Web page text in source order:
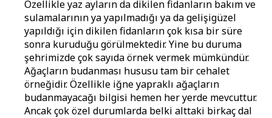
Özellikle yaz ayların da dikilen fidanların bakım ve
sulamalarının ya yapılmadığı ya da gelişigüzel
yapıldığı için dikilen fidanların çok kısa bir süre
sonra kuruduğu görülmektedir. Yine bu duruma
şehrimizde çok sayıda örnek vermek mümkündür.
Ağaçların budanması hususu tam bir cehalet
örneğidir. Özellikle iğne yapraklı ağaçların
budanmayacağı bilgisi hemen her yerde mevcuttur.
Ancak çok özel durumlarda belki alttaki birkaç dal